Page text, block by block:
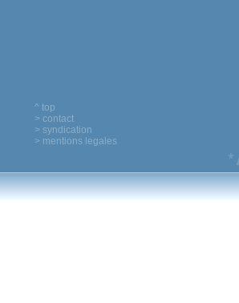
^ top
> contact
> syndication
> mentions legales
*